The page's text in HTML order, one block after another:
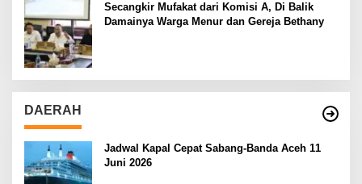
Secangkir Mufakat dari Komisi A, Di Balik
Damainya Warga Menur dan Gereja Bethany
DAERAH
Jadwal Kapal Cepat Sabang-Banda Aceh 11
Juni 2026